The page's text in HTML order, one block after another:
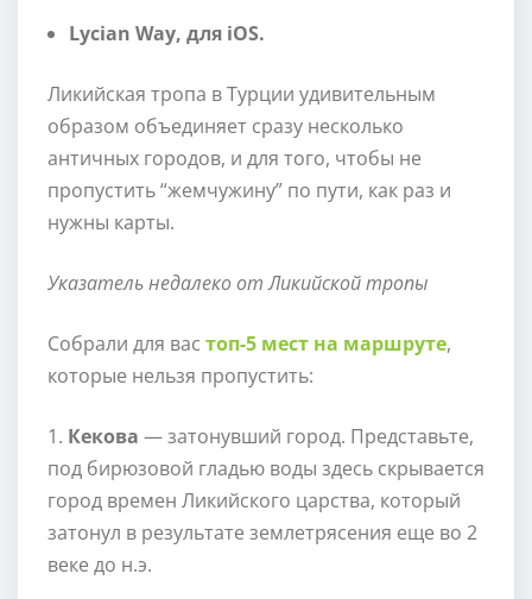
Lycian Way, для iOS.
Ликийская тропа в Турции удивительным
образом объединяет сразу несколько
античных городов, и для того, чтобы не
пропустить “жемчужину” по пути, как раз и
нужны карты.
Указатель недалеко от Ликийской тропы
Собрали для вас топ-5 мест на маршруте,
которые нельзя пропустить:
1. Кекова — затонувший город. Представьте,
под бирюзовой гладью воды здесь скрывается
город времен Ликийского царства, который
затонул в результате землетрясения еще во 2
веке до н.э.